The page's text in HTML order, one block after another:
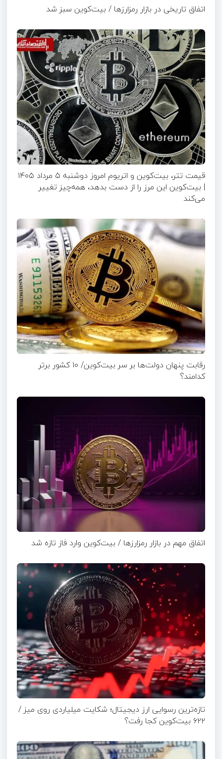
اتفاق تاریخی در بازار رمزارزها / بیت‌کوین سبز شد
قیمت تتر، بیت‌کوین و اتریوم امروز دوشنبه ۵ مرداد ۱۴۰۵
| بیت‌کوین این مرز را از دست بدهد، همه‌چیز تغییر
می‌کند
رقابت پنهان دولت‌ها بر سر بیت‌کوین/ ۱۰ کشور برتر
کدامند؟
اتفاق مهم در بازار رمزارزها / بیت‌کوین وارد فاز تازه شد
تازه‌ترین رسوایی ارز دیجیتال؛ شکایت میلیاردی روی میز /
۶۲۲ بیت‌کوین کجا رفت؟